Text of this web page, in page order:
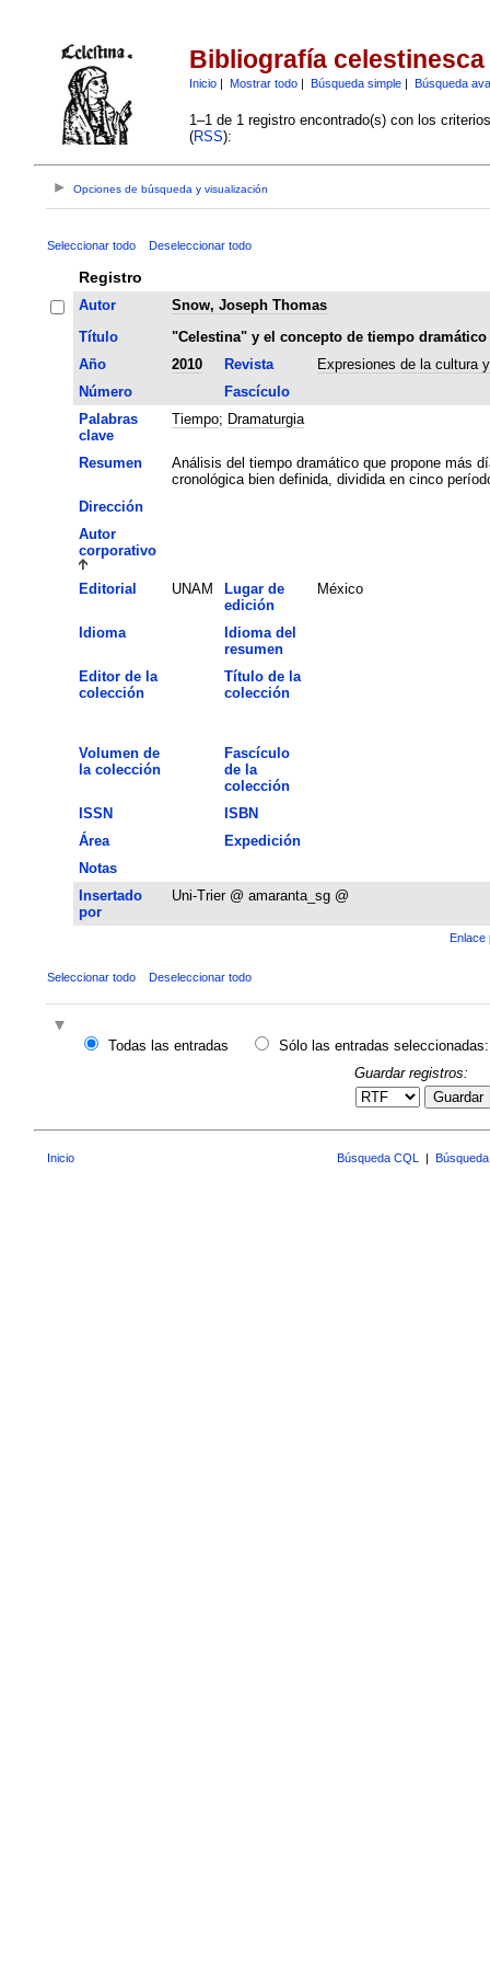
Bibliografía celestinesca
Inicio| Mostrar todo| Búsqueda simple| Búsqueda
1–1 de 1 registro encontrado(s) con los
(RSS):
Opciones de búsqueda y visualización
Seleccionar todo Deseleccionar todo
Registro
Autor
Snow, Joseph Thomas
Título
"Celestina" y el concepto de tiempo dramático
Año
2010 Revista
Expresiones de la cultura
Número
Fascículo
Palabras
clave
Tiempo; Dramaturgia
Resumen
Análisis del tiempo dramático que propone más
cronológica bien definida, dividida en cinco
Dirección
Autor
corporativo
Editorial UNAM
Lugar de
edición
México
Idioma
Idioma del
resumen
Editor de la
colección
Título de la
colección
Volumen de
la colección
Fascículo
de la
colección
ISSN
ISBN
Área
Expedición
Notas
Insertado
por
Uni-Trier @ amaranta_sg @
Enlace
Seleccionar todo Deseleccionar todo
Todas las entradas
Sólo las entradas seleccionadas:
Guardar registros:
Guardar
Inicio Búsqueda CQL